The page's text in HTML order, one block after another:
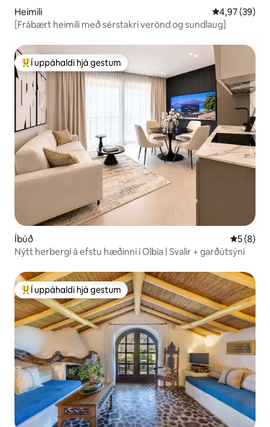
Heimili 4,97 af 5 í
4,97 (39)
[Frábært heimili með sérstakri verönd og sundlaug]
Í mestu uppáhaldi hjá gestum
Í uppáhaldi hjá gestum
Íbúð 5 af 5 í
5 (8)
Nýtt herbergi á efstu hæðinni í Olbia | Svalir + garðútsýni
Í mestu uppáhaldi hjá gestum
Í uppáhaldi hjá gestum